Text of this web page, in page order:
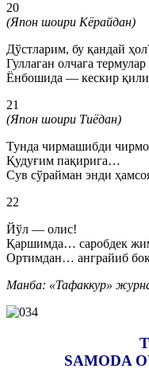
20
(Япон шоири Кёрайдан)
Дўстларим, бу қандай
Гуллаган олчага
Ёнбошида — кескир
21
(Япон шоири Тиёдан)
Тунда чирмашибди
Қудуғим пақирига…
Сув сўрайман энди
22
Йўл — олис!
Қаршимда… саробдек
Ортимдан… анграйиб
Манба: «Тафаккур»
SAMODA